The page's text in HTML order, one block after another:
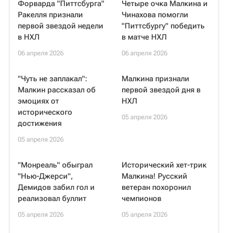
Форварда "Питтсбурга"
Ракелля признали
первой звездой недели
в НХЛ
06 апреля 2026
Четыре очка Малкина и
Чинахова помогли
"Питтсбургу" победить
в матче НХЛ
06 апреля 2026
"Чуть не заплакал":
Малкин рассказал об
эмоциях от
исторического
достижения
05 апреля 2026
Малкина признали
первой звездой дня в
НХЛ
05 апреля 2026
"Монреаль" обыграл
"Нью-Джерси",
Демидов забил гол и
реализовал буллит
05 апреля 2026
Исторический хет-трик
Малкина! Русский
ветеран похоронил
чемпионов
05 апреля 2026